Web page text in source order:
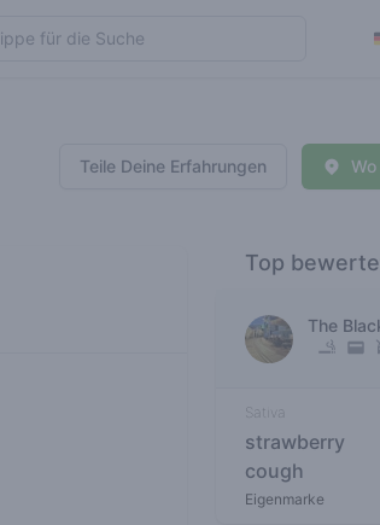
Teile Deine Erfahrungen
Top
The
Sativa
strawberry
cough
Eigenmarke